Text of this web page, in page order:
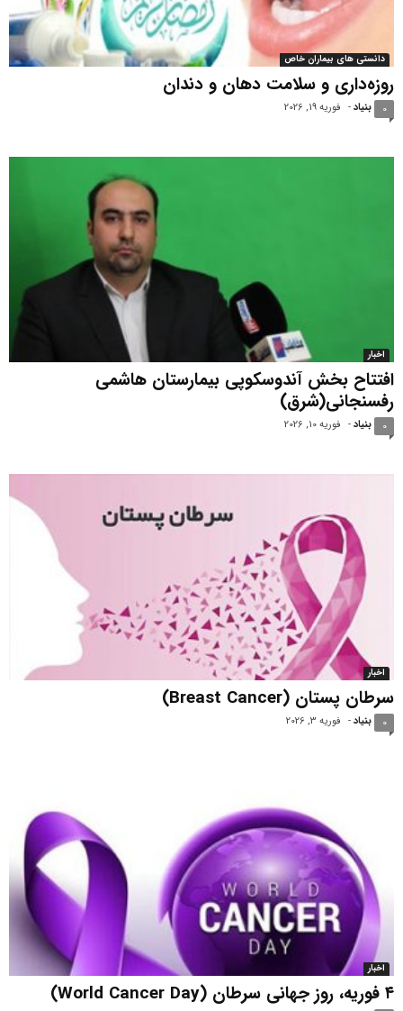
دانستی های بیماران خاص
روزه‌داری و سلامت دهان و دندان
بنیاد - فوریه 19, 2026 0
اخبار
افتتاح بخش آندوسکوپی بیمارستان هاشمی
رفسنجانی(شرق)
بنیاد - فوریه 10, 2026 0
اخبار
سرطان پستان (Breast Cancer)
بنیاد - فوریه 3, 2026 0
اخبار
۴ فوریه، روز جهانی سرطان (World Cancer Day)